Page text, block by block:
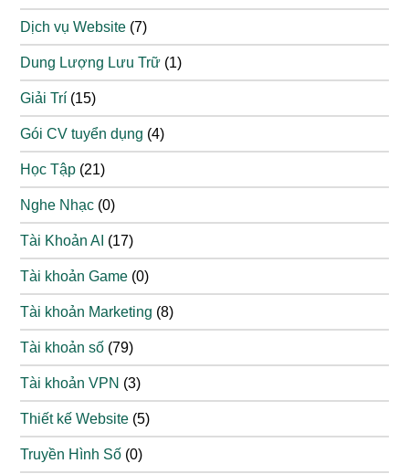
Dịch vụ Website (7)
Dung Lượng Lưu Trữ (1)
Giải Trí (15)
Gói CV tuyển dụng (4)
Học Tập (21)
Nghe Nhạc (0)
Tài Khoản AI (17)
Tài khoản Game (0)
Tài khoản Marketing (8)
Tài khoản số (79)
Tài khoản VPN (3)
Thiết kế Website (5)
Truyền Hình Số (0)